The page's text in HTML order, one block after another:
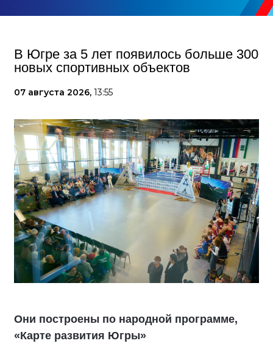
В Югре за 5 лет появилось больше 300
новых спортивных объектов
07 августа 2026, 13:55
Они построены по народной программе,
«Карте развития Югры»